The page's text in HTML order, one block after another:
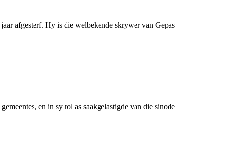
afgesterf. Hy is die welbekende skrywer van Gepas
en in sy rol as saakgelastigde van die sinode